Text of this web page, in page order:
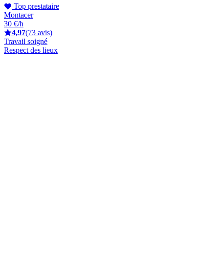
Top prestataire
Montacer
30 €/h
4,97(73 avis)
Travail soigné
Respect des lieux